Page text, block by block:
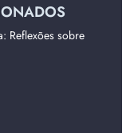
Reflexões sobre